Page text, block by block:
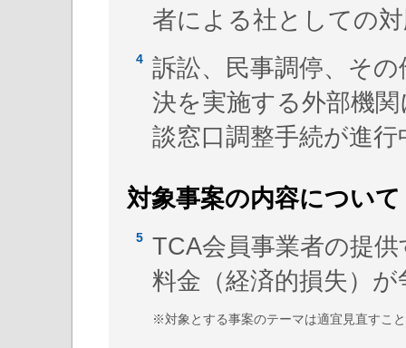
者による社としての
訴訟、民事調停、そ
決を実施する外部機
談窓口調整手続が進
対象事案の内容について
TCA会員事業者の提
料金（経済的損失）
※対象とする事案のテーマは適宜見直すこ